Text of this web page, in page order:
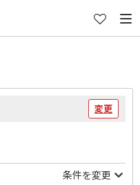
変更
条件を変更